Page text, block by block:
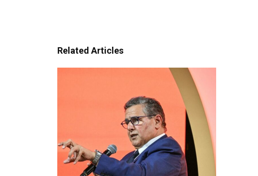
Related Articles